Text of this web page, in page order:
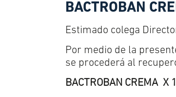
BACTROBAN
Estimado colega
Por medio de la
se procederá al
BACTROBAN CREMA